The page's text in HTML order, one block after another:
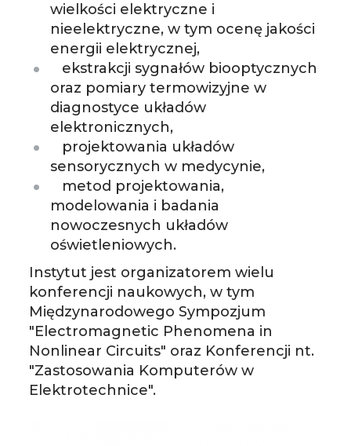
wielkości elektryczne i
nieelektryczne, w tym ocenę jakości
energii elektrycznej,
ekstrakcji sygnałów biooptycznych
oraz pomiary termowizyjne w
diagnostyce układów
elektronicznych,
projektowania układów
sensorycznych w medycynie,
metod projektowania,
modelowania i badania
nowoczesnych układów
oświetleniowych.
Instytut jest organizatorem wielu
konferencji naukowych, w tym
Międzynarodowego Sympozjum
"Electromagnetic Phenomena in
Nonlinear Circuits" oraz Konferencji nt.
"Zastosowania Komputerów w
Elektrotechnice".